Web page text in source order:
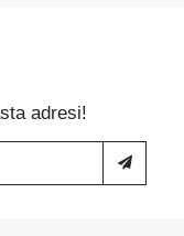
adresi!